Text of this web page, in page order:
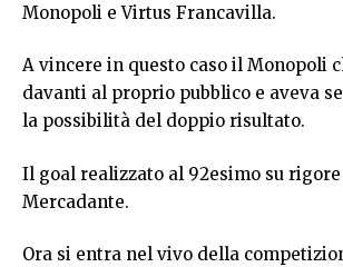
Monopoli e Virtus Francavilla.
A vincere in questo caso il Monopoli
davanti al proprio pubblico e aveva
la possibilità del doppio risultato.
Il goal realizzato al 92esimo su
Mercadante.
Ora si entra nel vivo della